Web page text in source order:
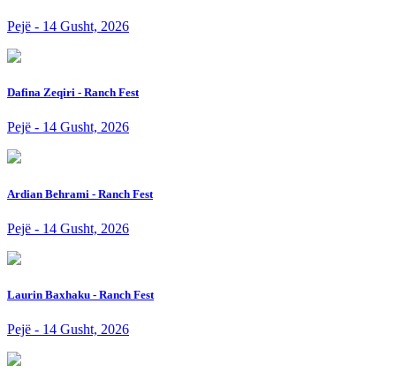
Pejë - 14 Gusht, 2026
Dafina Zeqiri - Ranch Fest
Pejë - 14 Gusht, 2026
Ardian Behrami - Ranch Fest
Pejë - 14 Gusht, 2026
Laurin Baxhaku - Ranch Fest
Pejë - 14 Gusht, 2026